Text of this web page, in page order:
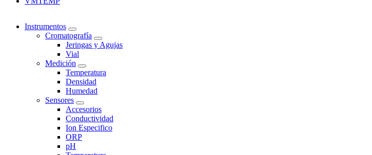
Instrumentos
Cromatografía
Jeringas y Agujas
Vial
Medición
Temperatura
Densidad
Humedad
Sensores
Accesorios
Conductividad
Ion Especifico
ORP
pH